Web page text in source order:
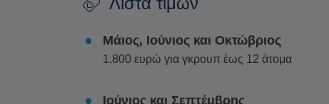
φρέσκων φρούτων και ελαφριών σνακ
Αυτή η κρουαζιέρα είναι ιδανική για όσους
χρόνο, συνδυάζοντας χαλάρωση, εξερεύνηση
Μάιος, Ιούνιος και Οκτώβριος
1,800 ευρώ για γκρουπ έως 12 άτομα
Ιούνιος και Σεπτέμβρης